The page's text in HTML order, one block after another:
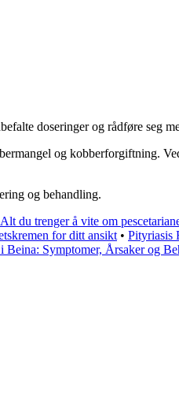
doseringer og rådføre seg
og kobberforgiftning.
og behandling.
du trenger å vite om
for ditt ansikt • Pityriasis
Symptomer, Årsaker og